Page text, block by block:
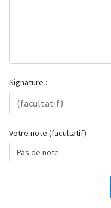
Signature :
Votre note (facultatif)